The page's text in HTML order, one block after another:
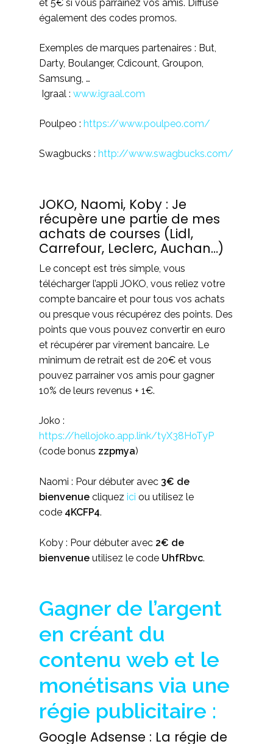
et 5€ si vous parrainez vos amis. Diffuse
également des codes promos.
Exemples de marques partenaires : But,
Darty, Boulanger, Cdicount, Groupon,
Samsung, …
Igraal : www.igraal.com
Poulpeo : https://www.poulpeo.com/
Swagbucks : http://www.swagbucks.com/
JOKO, Naomi, Koby : Je
récupère une partie de mes
achats de courses (Lidl,
Carrefour, Leclerc, Auchan…)
Le concept est très simple, vous
télécharger l’appli JOKO, vous reliez votre
compte bancaire et pour tous vos achats
ou presque vous récupérez des points. Des
points que vous pouvez convertir en euro
et récupérer par virement bancaire. Le
minimum de retrait est de 20€ et vous
pouvez parrainer vos amis pour gagner
10% de leurs revenus + 1€.
Joko :
https://hellojoko.app.link/tyX38HoTyP
(code bonus zzpmya)
Naomi : Pour débuter avec 3€ de
bienvenue cliquez ici ou utilisez le
code 4KCFP4.
Koby : Pour débuter avec 2€ de
bienvenue utilisez le code UhfRbvc.
Gagner de l’argent
en créant du
contenu web et le
monétisans via une
régie publicitaire :
Google Adsense : La régie de